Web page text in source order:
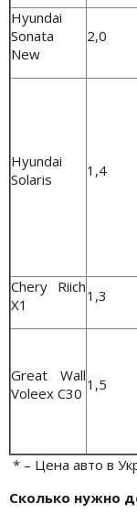
Hyundai
Sonata
New
2,0
Hyundai
Solaris
1,4
Chery Riich
X1
1,3
Great Wall
Voleex С30 1,5
* – Цена авто в
Сколько нужно